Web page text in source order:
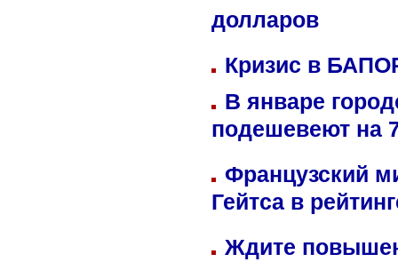
долларов
Кризис в
В январе
подешевеют на
Французский
Гейтса в
Ждите